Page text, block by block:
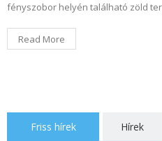
fényszobor helyén található zöld
Read More
Friss hírek Hírek